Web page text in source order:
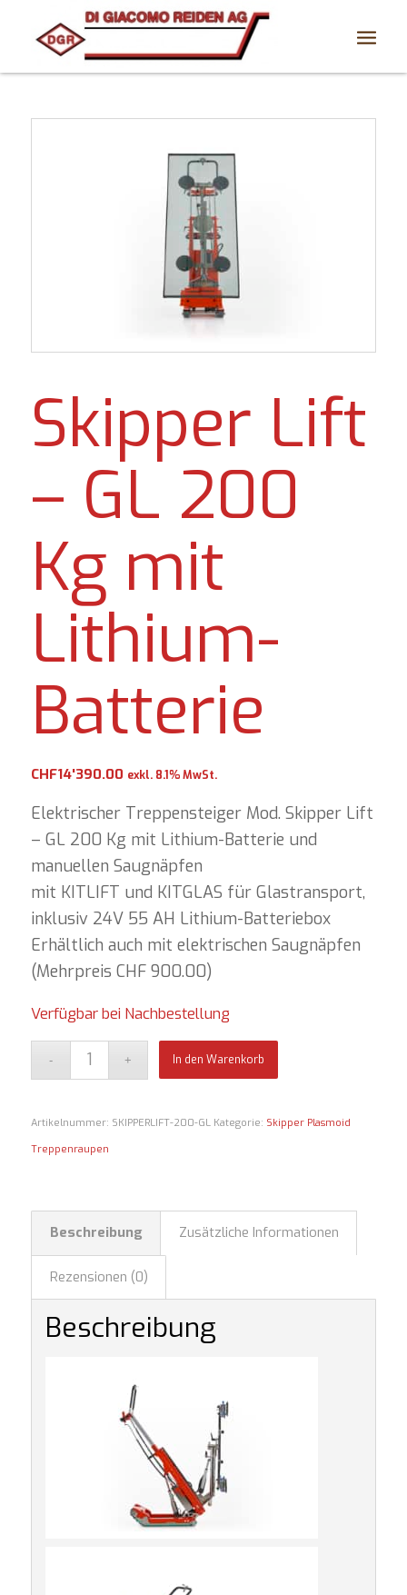
Skipper Lift
– GL 200
Kg mit
Lithium-
Batterie
CHF14'390.00 exkl. 8.1% MwSt.
Elektrischer Treppensteiger Mod. Skipper Lift
– GL 200 Kg mit Lithium-Batterie und
manuellen Saugnäpfen
mit KITLIFT und KITGLAS für Glastransport,
inklusiv 24V 55 AH Lithium-Batteriebox
Erhältlich auch mit elektrischen Saugnäpfen
(Mehrpreis CHF 900.00)
Verfügbar bei Nachbestellung
In den Warenkorb
Artikelnummer: SKIPPERLIFT-200-GL Kategorie: Skipper Plasmoid
Treppenraupen
Beschreibung Zusätzliche Informationen
Rezensionen (0)
Beschreibung